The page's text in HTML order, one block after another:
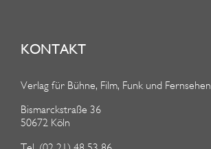
KONTAKT
Verlag für Bühne, Film, Funk und Fernsehen
Bismarckstraße 36
50672 Köln